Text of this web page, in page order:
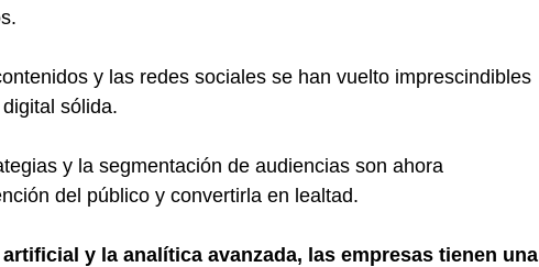
y las redes sociales se han vuelto imprescindibles
sólida.
y la segmentación de audiencias son ahora
del público y convertirla en lealtad.
y la analítica avanzada, las empresas tienen una